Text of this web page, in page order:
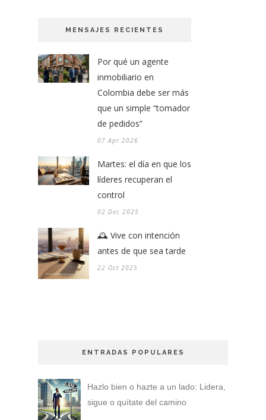
MENSAJES RECIENTES
Por qué un agente
inmobiliario en
Colombia debe ser más
que un simple “tomador
de pedidos”
07 Apr 2026
Martes: el día en que los
líderes recuperan el
control
02 Dec 2025
🕰️ Vive con intención
antes de que sea tarde
22 Oct 2025
ENTRADAS POPULARES
Hazlo bien o hazte a un lado: Lidera,
sigue o quítate del camino